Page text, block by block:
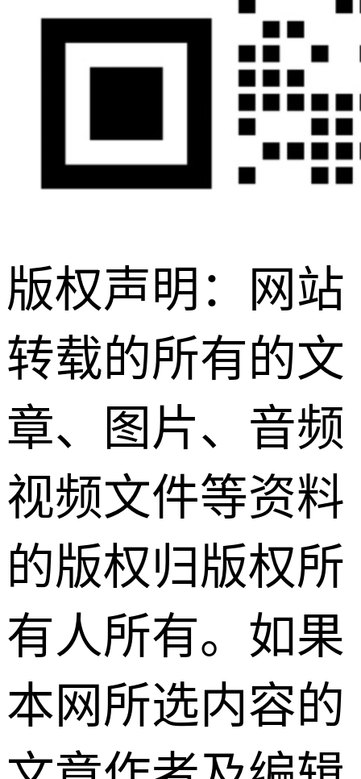
版权声明：网站
转载的所有的文
章、图片、音频
视频文件等资料
的版权归版权所
有人所有。如果
本网所选内容的